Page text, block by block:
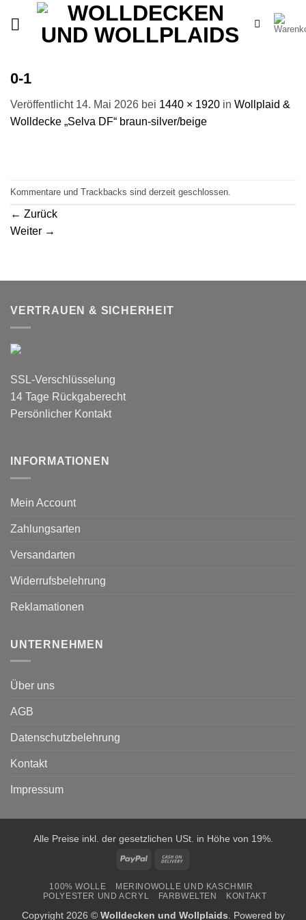
0-1
Veröffentlicht 14. Mai 2026 bei 1440 × 1920 in Wollplaid &
Wolldecke „Selva DF“ braun-silver/beige
Kommentare und Trackbacks sind derzeit geschlossen.
← Zurück
Weiter →
VERTRAUEN & SICHERHEIT
SSL-Verschlüsselung
14 Tage Rückgaberecht
Persönlicher Kontakt
INFORMATIONEN
Mein Account
Zahlungsarten
Versandarten
Widerrufsbelehrung
Reklamationen
UNTERNEHMEN
Über uns
AGB
Datenschutzbelehrung
Kontakt
Impressum
Alle Preise inkl. der gesetzlichen USt. in Höhe von 19%.
PayPal
Delivery
100% WOLLE
MERINOWOLLE UND KASCHMIR
POLYESTER UND ACRYL
FARBWELTEN KONTAKT
Copyright 2026 © Wolldecken und Wollplaids. Powered by